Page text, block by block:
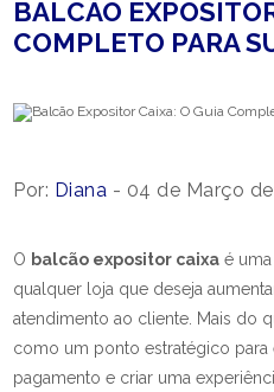
BALCÃO
COMPLETO PARA
Por: Diana - 04 de Março
O balcão expositor caixa é
qualquer loja que deseja
atendimento ao cliente. Mais do
como um ponto estratégico
pagamento e criar uma